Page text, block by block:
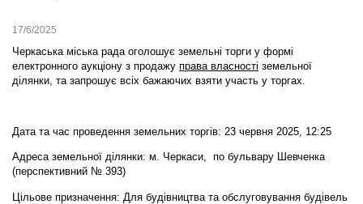
17/6/2025
Черкаська міська рада оголошує земельні торги у формі
електронного аукціону з продажу права власності земельної
ділянки, та запрошує всіх бажаючих взяти участь у торгах.
Дата та час проведення земельних торгів: 23 червня 2025, 12:25
Адреса земельної ділянки: м. Черкаси, по бульвару Шевченка
(перспективний № 393)
Цільове призначення: Для будівництва та обслуговування будівель